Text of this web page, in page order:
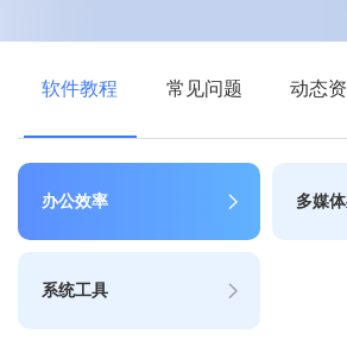
软件教程 常见问题 动态
办公效率 多媒
系统工具